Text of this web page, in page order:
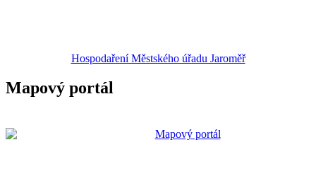
Hospodaření Městského úřadu Jaroměř
Mapový portál